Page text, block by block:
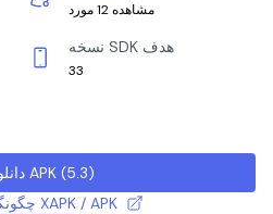
مشاهده 12 مورد
نسخه SDK هدف
33
دانلود APK(5.3)
چگونگی نصب فایل XAPK / APK